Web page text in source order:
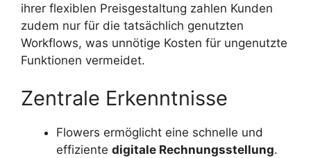
ihrer flexiblen Preisgestaltung zahlen Kunden
zudem nur für die tatsächlich genutzten
Workflows, was unnötige Kosten für ungenutzte
Funktionen vermeidet.
Zentrale Erkenntnisse
Flowers ermöglicht eine schnelle und
effiziente digitale Rechnungsstellung.